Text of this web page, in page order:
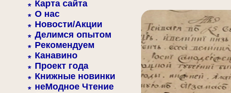
Карта сайта
О нас
Новости/Акции
Делимся опытом
Рекомендуем
Канавино
Проект года
Книжные новинки
неМодное Чтение